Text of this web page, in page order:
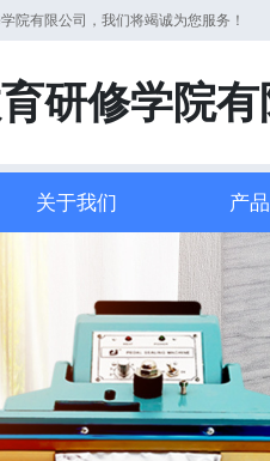
院有限公司，我们将竭诚为您服务！
研修学院有
关于我们 产